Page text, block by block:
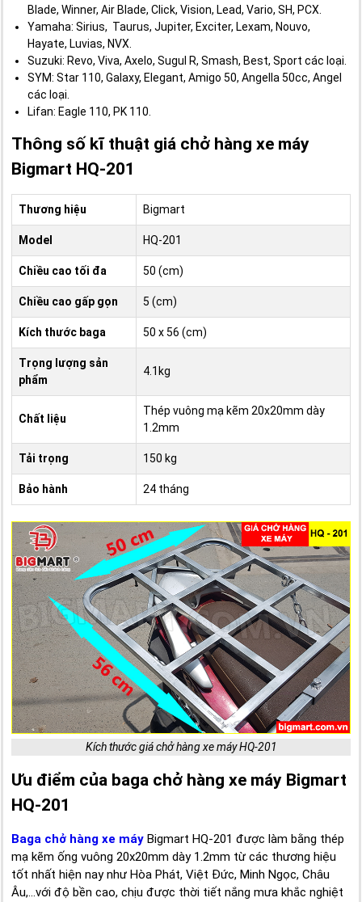
Blade, Winner, Air Blade, Click, Vision, Lead, Vario, SH, PCX.
Yamaha: Sirius, Taurus, Jupiter, Exciter, Lexam, Nouvo,
Hayate, Luvias, NVX.
Suzuki: Revo, Viva, Axelo, Sugul R, Smash, Best, Sport các loại.
SYM: Star 110, Galaxy, Elegant, Amigo 50, Angella 50cc, Angel
các loại.
Lifan: Eagle 110, PK 110.
Thông số kĩ thuật giá chở hàng xe máy
Bigmart HQ-201
Thương hiệu Bigmart
Model HQ-201
Chiều cao tối đa 50 (cm)
Chiều cao gấp gọn 5 (cm)
Kích thước baga 50 x 56 (cm)
Trọng lượng sản
phẩm
4.1kg
Chất liệu
Thép vuông mạ kẽm 20x20mm dày
1.2mm
Tải trọng 150 kg
Bảo hành 24 tháng
Kích thước giá chở hàng xe máy HQ-201
Ưu điểm của baga chở hàng xe máy Bigmart
HQ-201
Baga chở hàng xe máy Bigmart HQ-201 được làm bằng thép
mạ kẽm ống vuông 20x20mm dày 1.2mm từ các thương hiệu
tốt nhất hiện nay như Hòa Phát, Việt Đức, Minh Ngọc, Châu
Âu,...với độ bền cao, chịu được thời tiết nắng mưa khắc nghiệt